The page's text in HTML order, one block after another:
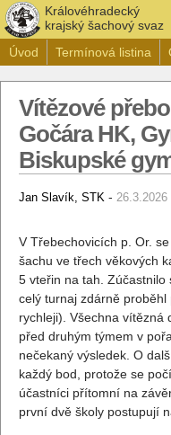
Královéhradecký
krajský šachový svaz
Úvod
Termínová listina
Vítězové
Gočára HK,
Biskupské
Jan Slavík, STK - 26.3.2026
V Třebechovicích p. Or.
šachu ve třech věkových
5 vteřin na tah. Zúčastnilo
celý turnaj zdárně
rychleji). Všechna vítězná
před druhým týmem v
nečekaný výsledek. O
každý bod, protože se
účastníci přítomní na
první dvě školy postupují